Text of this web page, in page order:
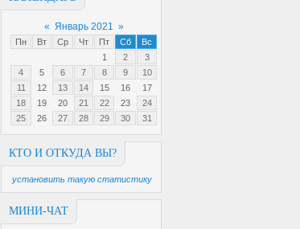
« Январь 2021 »
Пн Вт Ср Чт Пт Сб
Вс
1
2
3
4
5 6 7 8 9
10
11
12 13 14 15 16
17
18
19 20 21 22 23
24
25
26 27 28 29 30 31
КТО И ОТКУДА ВЫ?
установить такую статистику
МИНИ-ЧАТ